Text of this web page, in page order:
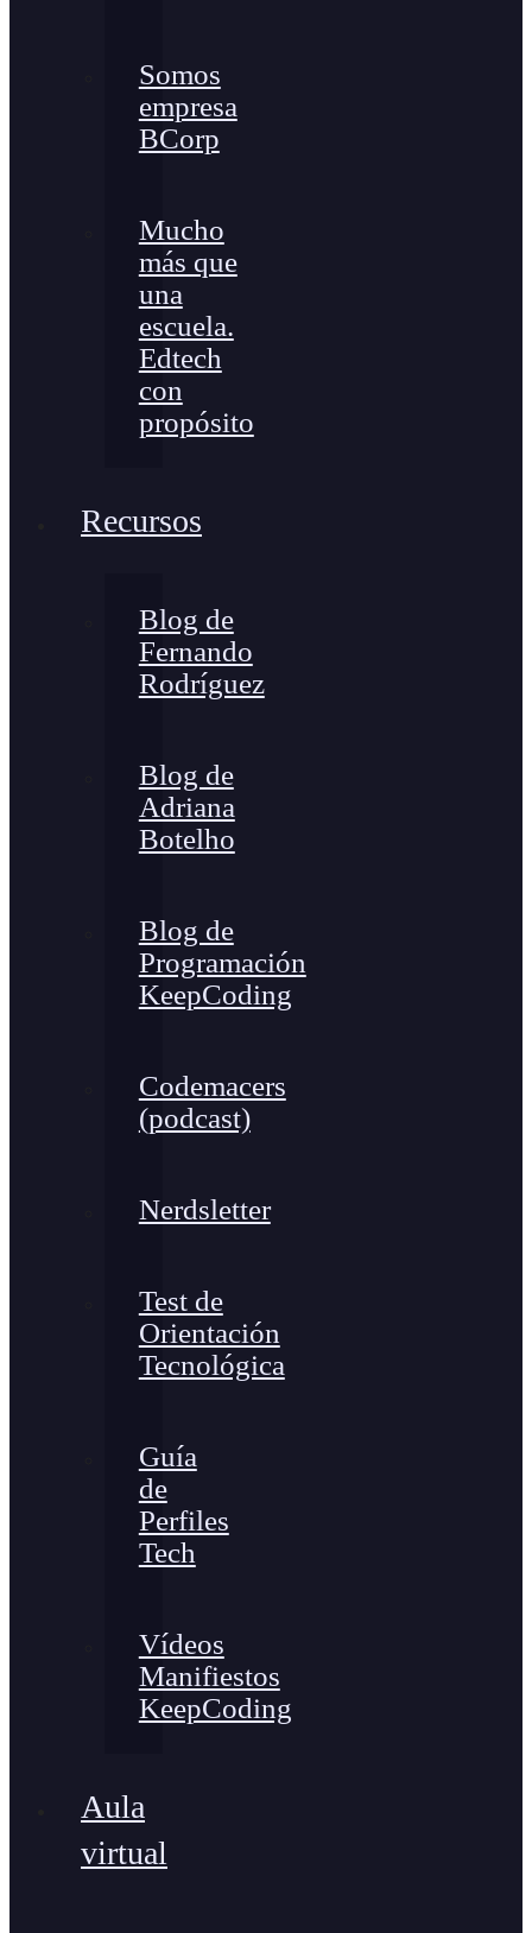
Somos
empresa
BCorp
Mucho
más que
una
escuela.
Edtech
con
propósito
Recursos
Blog de
Fernando
Rodríguez
Blog de
Adriana
Botelho
Blog de
Programación
KeepCoding
Codemacers
(podcast)
Nerdsletter
Test de
Orientación
Tecnológica
Guía
de
Perfiles
Tech
Vídeos
Manifiestos
KeepCoding
Aula
virtual